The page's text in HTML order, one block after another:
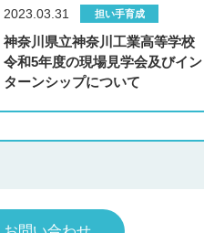
2023.03.31 担い手育成
神奈川県立神奈川工業高等学
令和5年度の現場見学会及びイン
ターンシップについて